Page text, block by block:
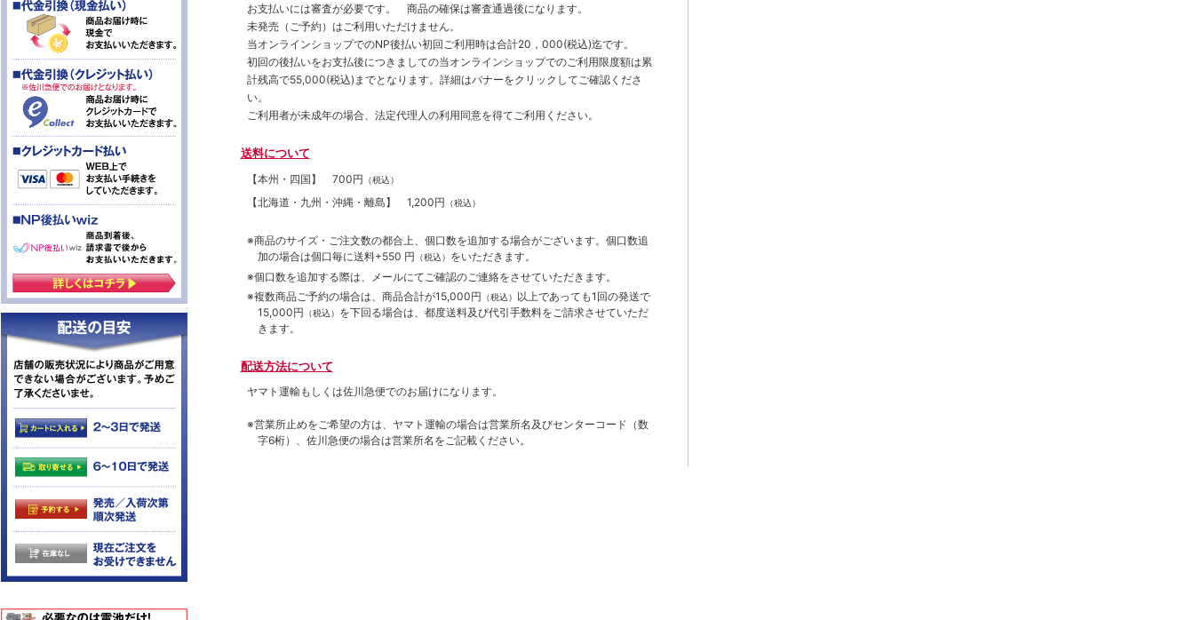
お支払いには審査が必要です。 商品の確保は審査通過後になります。
未発売（ご予約）はご利用いただけません。
当オンラインショップでのNP後払い初回ご利用時は合計20，000(税込)迄です。
初回の後払いをお支払後につきましての当オンラインショップでのご利用限度額は累
計残高で55,000(税込)までとなります。詳細はバナーをクリックしてご確認くださ
い。
ご利用者が未成年の場合、法定代理人の利用同意を得てご利用ください。
送料について
【本州・四国】 700円 （税込）
【北海道・九州・沖縄・離島】 1,200円 （税込）
※商品のサイズ・ご注文数の都合上、個口数を追加する場合がございます。個口数追
加の場合は個口毎に送料+550 円 （税込） をいただきます。
※個口数を追加する際は、メールにてご確認のご連絡をさせていただきます。
※複数商品ご予約の場合は、商品合計が15,000円 （税込） 以上であっても1回の発送で
15,000円 （税込） を下回る場合は、都度送料及び代引手数料をご請求させていただ
きます。
配送方法について
ヤマト運輸もしくは佐川急便でのお届けになります。
※営業所止めをご希望の方は、ヤマト運輸の場合は営業所名及びセンターコード（数
字6桁）、佐川急便の場合は営業所名をご記載ください。